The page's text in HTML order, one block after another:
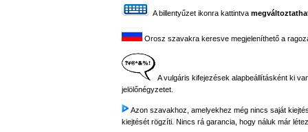
A billentyűzet ikonra kattintva
Orosz szavakra keresve megjeleníthető a
A vulgáris kifejezések alapbeállításként ki
jelölőnégyzetet.
Azon szavakhoz, amelyekhez még nincs saját
kiejtését rögzíti. Nincs rá garancia, hogy náluk már